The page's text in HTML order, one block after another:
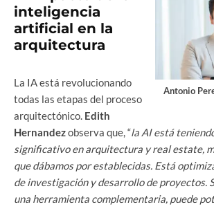
Antonio
inteligencia
artificial en la
arquitectura
La IA está revolucionando
todas las etapas del proceso
arquitectónico. Edith
Hernandezobserva que, “la AI está
significativo en arquitectura y real estate,
que dábamos por establecidas. Está
de investigación y desarrollo de proyectos.
una herramienta complementaria, puede